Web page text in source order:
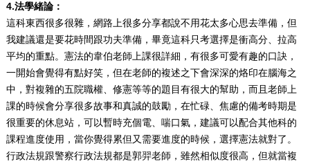
4.法學緒論：
這科東西很多很雜，網路上很多分享都說不用花太多心思去準備，但
我建議還是要花時間跟功夫準備，畢竟這科只考選擇是衝高分、拉高
平均的重點。憲法的韋伯老師上課很詳細，有很多可愛有趣的口訣，
一開始會覺得有點好笑，但在老師的複述之下會深深的烙印在腦海之
中，對複雜的五院職權、修憲等等的題目有很大的幫助，而且老師上
課的時候會分享很多故事和真誠的鼓勵，在忙碌、焦慮的備考時期是
很重要的休息站，可以暫時充個電、喘口氣，建議可以配合其他科的
課程進度使用，當你覺得累但又需要進度的時候，選擇憲法就對了。
行政法規跟警察行政法規都是郭羿老師，雖然相似度很高，但就當複